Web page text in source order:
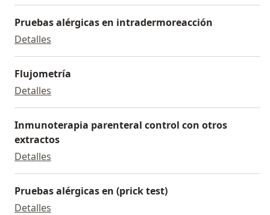
Pruebas alérgicas en intradermoreacción
Detalles
Flujometría
Detalles
Inmunoterapia parenteral control con otros
extractos
Detalles
Pruebas alérgicas en (prick test)
Detalles